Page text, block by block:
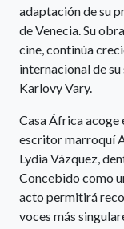
adaptación de su
de Venecia. Su
cine, continúa
internacional de
Karlovy Vary.
Casa África acoge
escritor marroquí
Lydia Vázquez,
Concebido como
acto permitirá
voces más